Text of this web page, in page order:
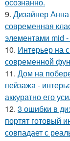
9. Дизайнер Анна
современная
элементами mid -
10. Интерьер на
современной
11. Дом на
пейзажа -
аккуратно его
12. 3 ошибки в
портят готовый
совпадает с